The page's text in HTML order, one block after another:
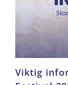
Viktig